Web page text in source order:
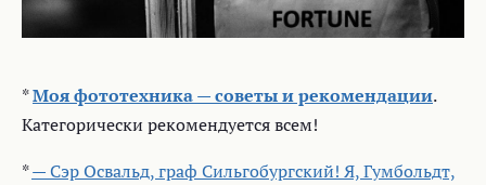
*Моя фототехника — советы и рекомендации.
Категорически рекомендуется всем!
*— Сэр Освальд, граф Сильгобургский! Я, Гумбольдт,